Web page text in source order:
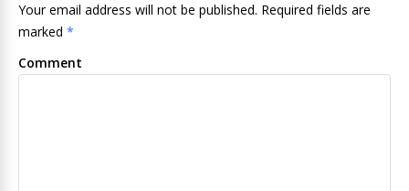
Your email address will not be published. Required fields are
marked *
Comment